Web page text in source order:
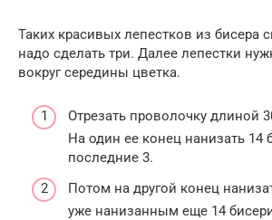
Таких красивых лепестков из бисера
надо сделать три. Далее лепестки
вокруг середины цветка.
Отрезать проволочку длиной
На один ее конец нанизать 14
последние 3.
Потом на другой конец
уже нанизанным еще 14